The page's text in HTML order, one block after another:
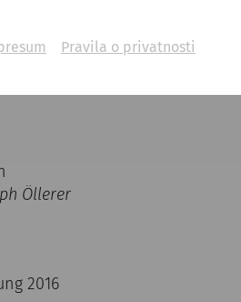
Pravila o privatnosti
und Stift Altenburg
Öllerer
2016